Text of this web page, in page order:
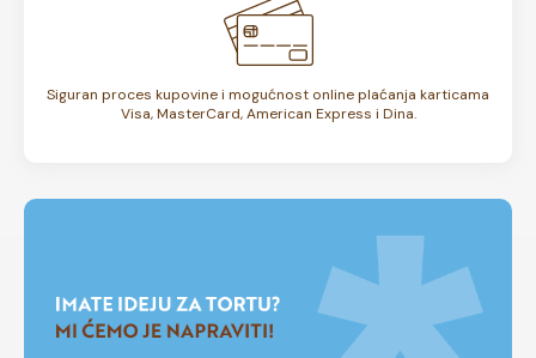
Siguran proces kupovine i mogućnost online plaćanja karticama
Visa, MasterCard, American Express i Dina.